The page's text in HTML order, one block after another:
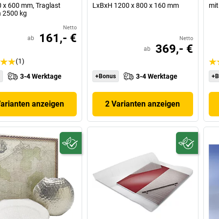
x 600 mm, Traglast
2500 kg
Netto
ab 161,- €
(1)
3-4 Werktage
anzeigen
LxBxH 1200 x 800 x 160 mm
Netto
ab 369,- €
+Bonus 3-4 Werktage
2 Varianten anzeigen